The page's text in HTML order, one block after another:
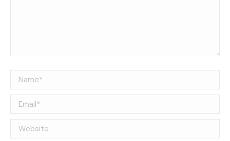
Name *
Email *
Website